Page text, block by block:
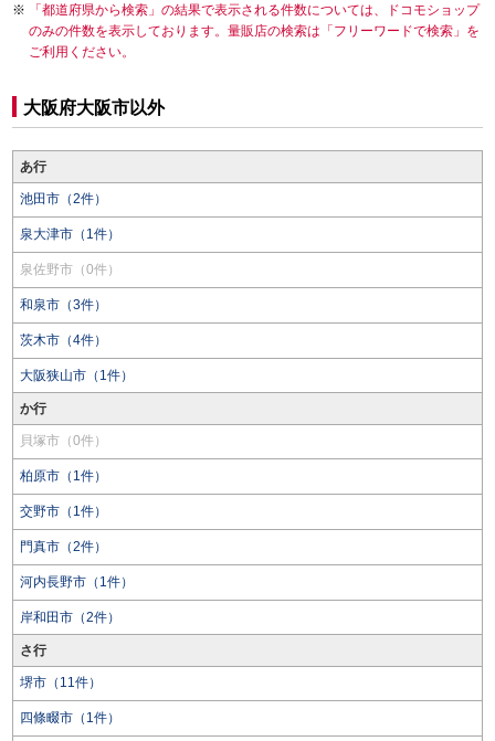
「都道府県から検索」の結果で表示される件数については、ドコモショップ
のみの件数を表示しております。量販店の検索は「フリーワードで検索」を
ご利用ください。
大阪府大阪市以外
あ行
池田市（2件）
泉大津市（1件）
泉佐野市（0件）
和泉市（3件）
茨木市（4件）
大阪狭山市（1件）
か行
貝塚市（0件）
柏原市（1件）
交野市（1件）
門真市（2件）
河内長野市（1件）
岸和田市（2件）
さ行
堺市（11件）
四條畷市（1件）